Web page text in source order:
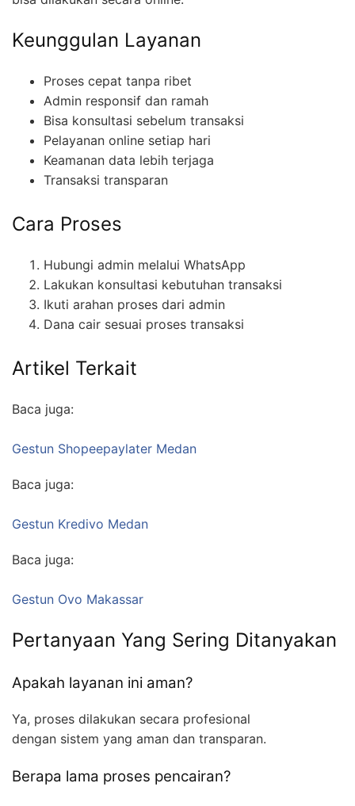
Keunggulan Layanan
Proses cepat tanpa ribet
Admin responsif dan ramah
Bisa konsultasi sebelum transaksi
Pelayanan online setiap hari
Keamanan data lebih terjaga
Transaksi transparan
Cara Proses
Hubungi admin melalui WhatsApp
Lakukan konsultasi kebutuhan transaksi
Ikuti arahan proses dari admin
Dana cair sesuai proses transaksi
Artikel Terkait
Baca juga:
Gestun Shopeepaylater Medan
Baca juga:
Gestun Kredivo Medan
Baca juga:
Gestun Ovo Makassar
Pertanyaan Yang Sering Ditanyakan
Apakah layanan ini aman?
Ya, proses dilakukan secara profesional
dengan sistem yang aman dan transparan.
Berapa lama proses pencairan?